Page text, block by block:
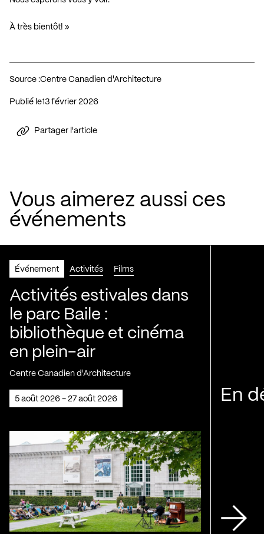
À très bientôt! »
Source :Centre Canadien d'Architecture
Publié le 13 février 2026
Partager l'article
Vous aimerez aussi ces
événements
Événement Activités Films
Activités estivales dans
le parc Baile :
bibliothèque et cinéma
en plein-air
Centre Canadien d'Architecture
5 août 2026 - 27 août 2026 En